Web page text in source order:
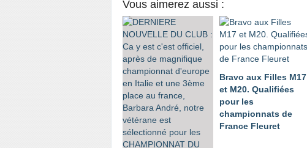
Vous aimerez aussi :
Bravo aux Filles M17
et M20. Qualifiées
pour les
championnats de
France Fleuret